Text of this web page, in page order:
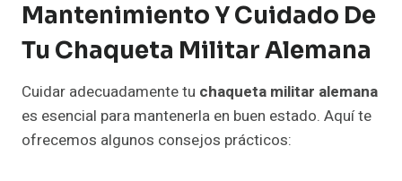
Mantenimiento Y Cuidado De
Tu Chaqueta Militar Alemana
Cuidar adecuadamente tu chaqueta militar alemana
es esencial para mantenerla en buen estado. Aquí te
ofrecemos algunos consejos prácticos: